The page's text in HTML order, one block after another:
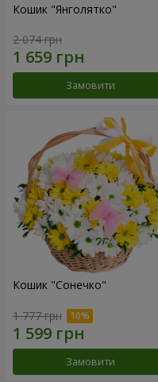
Кошик "Янголятко"
2 074 грн
Замовити
Кошик "Сонечко"
1 777 грн
Замовити